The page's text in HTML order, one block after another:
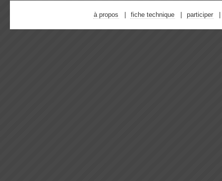
à propos fiche technique participer